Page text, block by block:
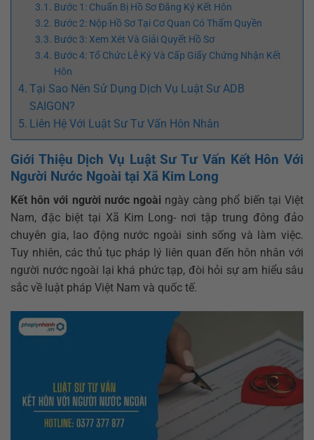
Bước 1: Chuẩn Bị Hồ Sơ Đăng Ký Kết Hôn
Bước 2: Nộp Hồ Sơ Tại Cơ Quan Có Thẩm Quyền
Bước 3: Xem Xét Và Giải Quyết Hồ Sơ
Bước 4: Tổ Chức Lễ Ký Và Cấp Giấy Chứng Nhận Kết
Hôn
Tại Sao Nên Sử Dụng Dịch Vụ Luật Sư ADB
SAIGON?
Liên Hệ Với Luật Sư Tư Vấn Hôn Nhân
Giới Thiệu Dịch Vụ Luật Sư Tư Vấn Kết Hôn Với
Người Nước Ngoài tại Xã Kim Long
Kết hôn với người nước ngoài ngày càng phổ biến tại Việt
Nam, đặc biệt tại Xã Kim Long- nơi tập trung đông đảo
chuyên gia, lao động nước ngoài sinh sống và làm việc.
Tuy nhiên, các thủ tục pháp lý liên quan đến hôn nhân với
người nước ngoài lại khá phức tạp, đòi hỏi sự am hiểu sâu
sắc về luật pháp Việt Nam và quốc tế.